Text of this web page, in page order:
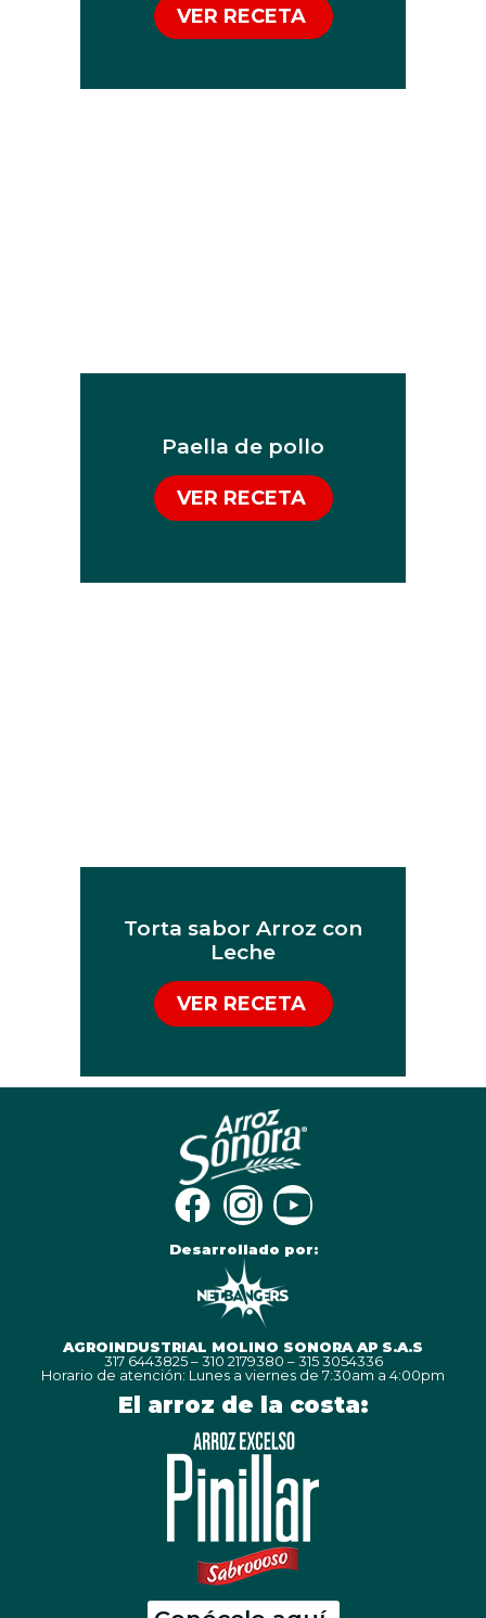
VER RECETA
Paella de pollo
VER RECETA
Torta sabor Arroz con
Leche
VER RECETA
Desarrollado por:
AGROINDUSTRIAL MOLINO SONORA AP S.A.S
317 6443825 – 310 2179380 – 315 3054336
Horario de atención: Lunes a viernes de 7:30am a 4:00pm
El arroz de la costa: